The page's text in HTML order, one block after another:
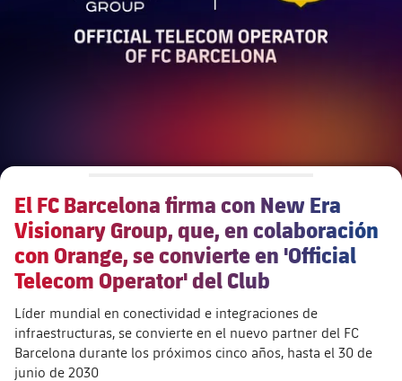
Calendario
Jugadoras
Palmarés
Fotos
Jugadoras históricas
Calendario
Clasificaciones
Jugadores
Fotos
Historia
Barça Legends
plusicon
más
Partidos
Noticias
Sobre Nosotros
Fotos
Juvenil A
Juvenil B
SUB15
Fotos
Femenino B
Femenino C
Juvenil
Campus Verano
PLUSICON
MÁS
Primer Equipo
plusicon
más
Actualidad
Base
plusicon
más
El FC Barcelona firma con New Era
Visionary Group, que, en colaboración
con Orange, se convierte en 'Official
Telecom Operator' del Club
Líder mundial en conectividad e integraciones de
infraestructuras, se convierte en el nuevo partner del FC
Barcelona durante los próximos cinco años, hasta el 30 de
junio de 2030